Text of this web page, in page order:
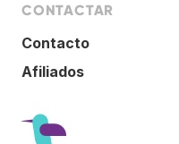
CONTACTAR
Contacto
Afiliados